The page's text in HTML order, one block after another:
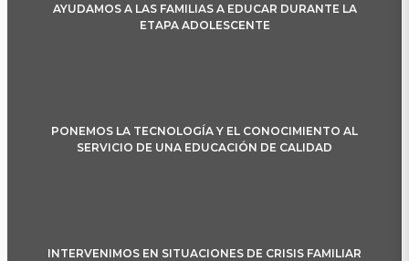
AYUDAMOS A LAS FAMILIAS A EDUCAR DURANTE LA
ETAPA ADOLESCENTE
PONEMOS LA TECNOLOGÍA Y EL CONOCIMIENTO AL
SERVICIO DE UNA EDUCACIÓN DE CALIDAD
INTERVENIMOS EN SITUACIONES DE CRISIS FAMILIAR